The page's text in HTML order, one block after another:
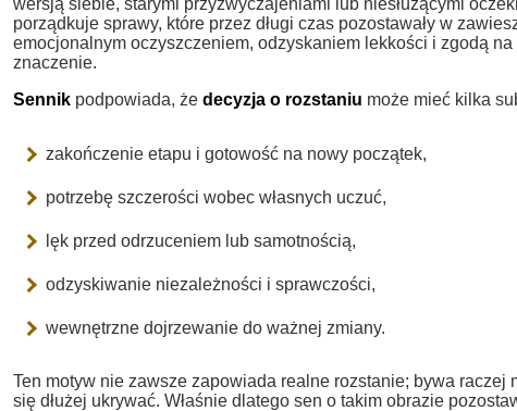
porządkuje sprawy, które przez długi czas pozostawały w
emocjonalnym oczyszczeniem, odzyskaniem lekkości i zgodą
znaczenie.
Sennik podpowiada, że decyzja o rozstaniu może mieć kilka
zakończenie etapu i gotowość na nowy początek,
potrzebę szczerości wobec własnych uczuć,
lęk przed odrzuceniem lub samotnością,
odzyskiwanie niezależności i sprawczości,
wewnętrzne dojrzewanie do ważnej zmiany.
Ten motyw nie zawsze zapowiada realne rozstanie; bywa
się dłużej ukrywać. Właśnie dlatego sen o takim obrazie